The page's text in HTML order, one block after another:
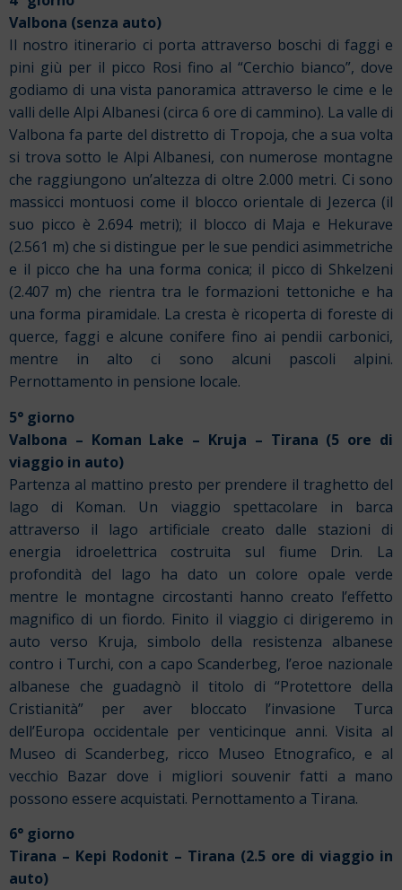
Valbona (senza auto)
Il nostro itinerario ci porta attraverso boschi di faggi e
pini giù per il picco Rosi fino al “Cerchio bianco”, dove
godiamo di una vista panoramica attraverso le cime e le
valli delle Alpi Albanesi (circa 6 ore di cammino). La valle di
Valbona fa parte del distretto di Tropoja, che a sua volta
si trova sotto le Alpi Albanesi, con numerose montagne
che raggiungono un’altezza di oltre 2.000 metri. Ci sono
massicci montuosi come il blocco orientale di Jezerca (il
suo picco è 2.694 metri); il blocco di Maja e Hekurave
(2.561 m) che si distingue per le sue pendici asimmetriche
e il picco che ha una forma conica; il picco di Shkelzeni
(2.407 m) che rientra tra le formazioni tettoniche e ha
una forma piramidale. La cresta è ricoperta di foreste di
querce, faggi e alcune conifere fino ai pendii carbonici,
mentre in alto ci sono alcuni pascoli alpini.
Pernottamento in pensione locale.
5° giorno
Valbona – Koman Lake – Kruja – Tirana (5 ore di
viaggio in auto)
Partenza al mattino presto per prendere il traghetto del
lago di Koman. Un viaggio spettacolare in barca
attraverso il lago artificiale creato dalle stazioni di
energia idroelettrica costruita sul fiume Drin. La
profondità del lago ha dato un colore opale verde
mentre le montagne circostanti hanno creato l’effetto
magnifico di un fiordo. Finito il viaggio ci dirigeremo in
auto verso Kruja, simbolo della resistenza albanese
contro i Turchi, con a capo Scanderbeg, l’eroe nazionale
albanese che guadagnò il titolo di “Protettore della
Cristianità” per aver bloccato l’invasione Turca
dell’Europa occidentale per venticinque anni. Visita al
Museo di Scanderbeg, ricco Museo Etnografico, e al
vecchio Bazar dove i migliori souvenir fatti a mano
possono essere acquistati. Pernottamento a Tirana.
6° giorno
Tirana – Kepi Rodonit – Tirana (2.5 ore di viaggio in
auto)